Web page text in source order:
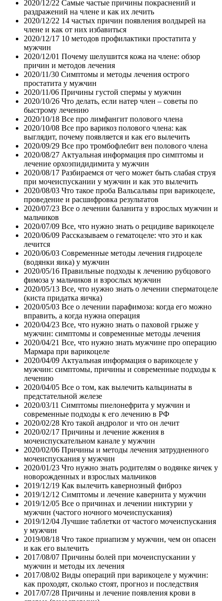
2020/12/22 Самые частые причины покраснений и
раздражений на члене и как их лечить
2020/12/22 14 частых причин появления волдырей на
члене и как от них избавиться
2020/12/17 10 методов профилактики простатита у
мужчин
2020/12/01 Почему шелушится кожа на члене: обзор
причин и методов лечения
2020/11/30 Симптомы и методы лечения острого
простатита у мужчин
2020/11/06 Причины густой спермы у мужчин
2020/10/26 Что делать, если натер член – советы по
быстрому лечению
2020/10/18 Все про лимфангит полового члена
2020/10/08 Все про варикоз полового члена: как
выглядит, почему появляется и как его вылечить
2020/09/29 Все про тромбофлебит вен полового члена
2020/08/27 Актуальная информация про симптомы и
лечение орхоэпидидимита у мужчин
2020/08/17 Разбираемся от чего может быть слабая струя
при мочеиспускании у мужчин и как это вылечить
2020/08/03 Что такое проба Вальсальвы при варикоцеле,
проведение и расшифровка результатов
2020/07/23 Все о лечении баланита у взрослых мужчин и
мальчиков
2020/07/09 Все, что нужно знать о рецидиве варикоцеле
2020/06/09 Рассказываем о гематоцеле: что это и как
лечится
2020/06/03 Современные методы лечения гидроцеле
(водянки яика) у мужчин
2020/05/16 Правильные подходы к лечению рубцового
фимоза у мальчиков и взрослых мужчин
2020/05/13 Все, что нужно знать о лечении сперматоцеле
(киста придатка яичка)
2020/05/03 Все о лечении парафимоза: когда его можно
вправить, а когда нужна операция
2020/04/23 Все, что нужно знать о паховой грыже у
мужчин: симптомы и современные методы лечения
2020/04/21 Все, что нужно знать мужчине про операцию
Мармара при варикоцеле
2020/04/09 Актуальная информация о варикоцеле у
мужчин: симптомы, причины и современные подходы к
лечению
2020/04/05 Все о том, как вылечить кальцинаты в
предстательной железе
2020/03/11 Симптомы пиелонефрита у мужчин и
современные подходы к его лечению в РФ
2020/02/28 Кто такой андролог и что он лечит
2020/02/17 Причины и лечение жжения в
мочеиспускательном канале у мужчин
2020/02/06 Причины и методы лечения затрудненного
мочеиспускания у мужчин
2020/01/23 Что нужно знать родителям о водянке яичек у
новорожденных и взрослых мальчиков
2019/12/19 Как вылечить кавернозный фиброз
2019/12/12 Симптомы и лечение кавернита у мужчин
2019/12/05 Все о причинах и лечении никтурии у
мужчин (частого ночного мочеиспускания)
2019/12/04 Лучшие таблетки от частого мочеиспускания
у мужчин
2019/08/18 Что такое приапизм у мужчин, чем он опасен
и как его вылечить
2017/08/07 Причины болей при мочеиспускании у
мужчин и методы их лечения
2017/08/02 Виды операций при варикоцеле у мужчин:
как проходят, сколько стоят, прогноз и последствия
2017/07/28 Причины и лечение появления крови в